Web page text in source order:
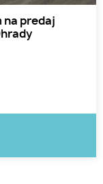
na predaj